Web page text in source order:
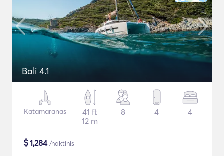
Bali 4.1
Katamaranas
41 ft
12 m
8 4 4
$1,284/naktinis